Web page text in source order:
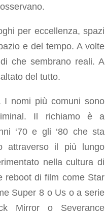
per eccellenza, spazi
e del tempo. A volte
che sembrano reali. A
del tutto.
I nomi più comuni sono
Il richiamo è a
‘70 e gli ‘80 che sta
attraverso il più lungo
nella cultura di
reboot di film come Star
Super 8 o Us o a serie
Mirror o Severance